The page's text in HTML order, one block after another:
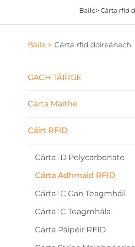
Baile>Cárta rfid
Baile > Cárta rfid doireánach
GACH TÁIRGE
Cárta Maithe
Cáirt RFID
Cárta ID Polycarbonate
Cárta Adhmaid RFID
Cárta IC Gan Teagmháil
Cárta IC Teagmhála
Cárta Páipéir RFID